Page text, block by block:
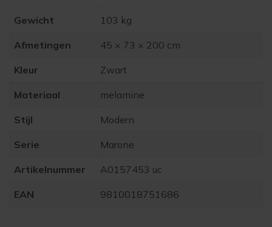
Gewicht 103 kg
Afmetingen 45 × 73 × 200 cm
Kleur Zwart
Materiaal melamine
Stijl Modern
Serie Marone
Artikelnummer A0157453 uc
EAN 9810018751686